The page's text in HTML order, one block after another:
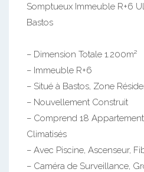
Somptueux Immeuble R+6
Bastos
– Dimension Totale 1.200m²
– Immeuble R+6
– Situé à Bastos, Zone
– Nouvellement Construit
– Comprend 18
Climatisés
– Avec Piscine, Ascenseur,
– Caméra de Surveillance,